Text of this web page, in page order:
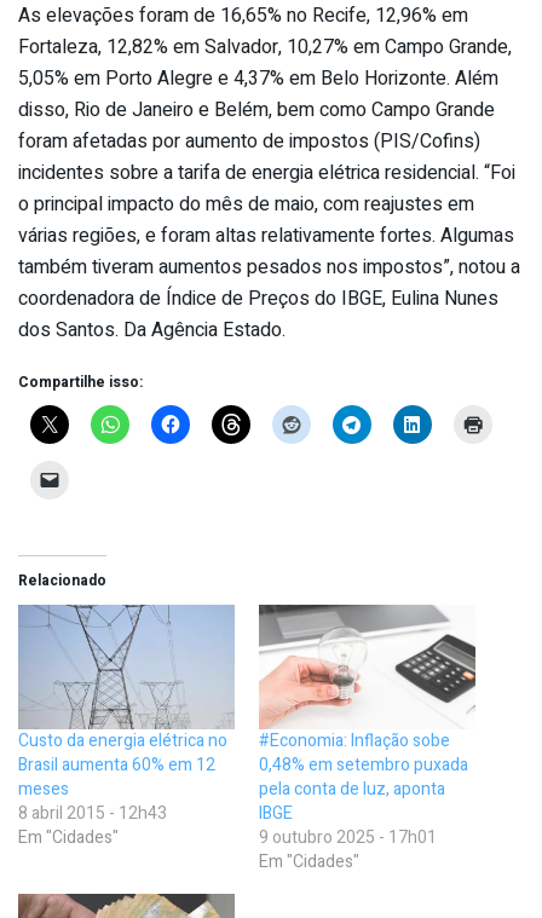
As elevações foram de 16,65% no Recife, 12,96% em
Fortaleza, 12,82% em Salvador, 10,27% em Campo Grande,
5,05% em Porto Alegre e 4,37% em Belo Horizonte. Além
disso, Rio de Janeiro e Belém, bem como Campo Grande
foram afetadas por aumento de impostos (PIS/Cofins)
incidentes sobre a tarifa de energia elétrica residencial. “Foi
o principal impacto do mês de maio, com reajustes em
várias regiões, e foram altas relativamente fortes. Algumas
também tiveram aumentos pesados nos impostos”, notou a
coordenadora de Índice de Preços do IBGE, Eulina Nunes
dos Santos. Da Agência Estado.
Compartilhe isso:
Relacionado
Custo da energia elétrica no
Brasil aumenta 60% em 12
meses
8 abril 2015 - 12h43
Em "Cidades"
#Economia: Inflação sobe
0,48% em setembro puxada
pela conta de luz, aponta
IBGE
9 outubro 2025 - 17h01
Em "Cidades"